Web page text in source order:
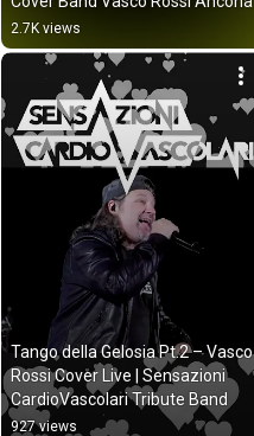
2.7K views
Tango della Gelosia Pt.2 – Vasco
Rossi Cover Live | Sensazioni
CardioVascolari Tribute Band
927 views